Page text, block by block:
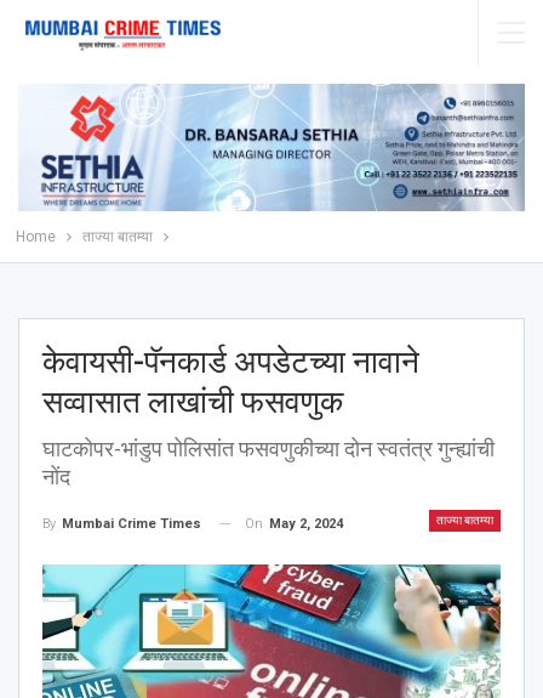
Home ताज्या बातम्या
केवायसी-पॅनकार्ड अपडेटच्या नावाने
सव्वासात लाखांची फसवणुक
घाटकोपर-भांडुप पोलिसांत फसवणुकीच्या दोन स्वतंत्र गुन्ह्यांची
नोंद
ताज्या बातम्या
By Mumbai Crime Times On May 2, 2024